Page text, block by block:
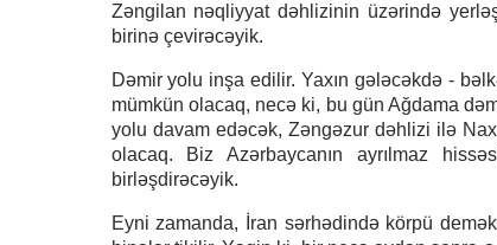
Zəngilan nəqliyyat dəhlizinin üzərində
birinə çevirəcəyik.
Dəmir yolu inşa edilir. Yaxın gələcəkdə -
mümkün olacaq, necə ki, bu gün Ağdama
yolu davam edəcək, Zəngəzur dəhlizi ilə
olacaq. Biz Azərbaycanın ayrılmaz
birləşdirəcəyik.
Eyni zamanda, İran sərhədində körpü